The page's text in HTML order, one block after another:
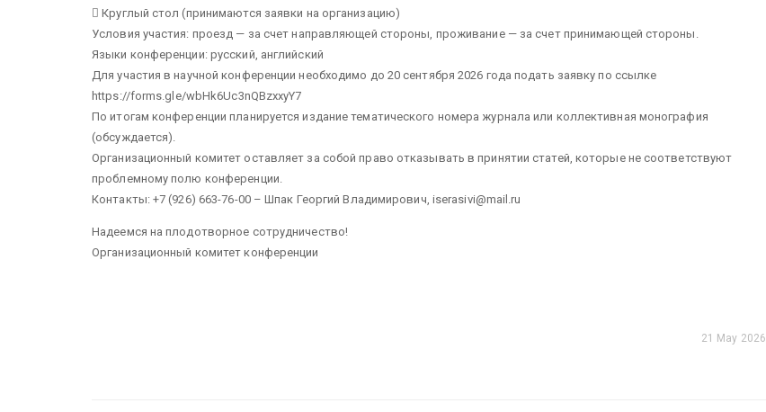
 Круглый стол (принимаются заявки на организацию)
Условия участия: проезд — за счет направляющей стороны, проживание — за счет принимающей стороны.
Языки конференции: русский, английский
Для участия в научной конференции необходимо до 20 сентября 2026 года подать заявку по ссылке
https://forms.gle/wbHk6Uc3nQBzxxyY7
По итогам конференции планируется издание тематического номера журнала или коллективная монография
(обсуждается).
Организационный комитет оставляет за собой право отказывать в принятии статей, которые не соответствуют
проблемному полю конференции.
Контакты: +7 (926) 663-76-00 – Шпак Георгий Владимирович, iserasivi@mail.ru
Надеемся на плодотворное сотрудничество!
Организационный комитет конференции
21 May 2026